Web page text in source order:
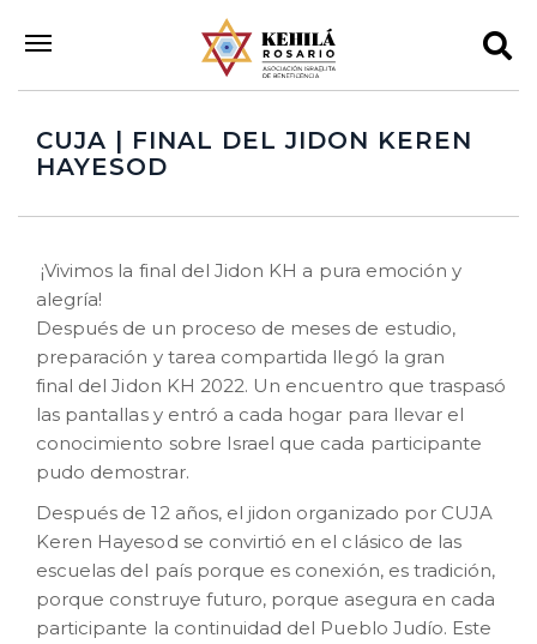
CUJA | FINAL DEL JIDON KEREN
HAYESOD
¡Vivimos la final del Jidon KH a pura emoción y
alegría!
Después de un proceso de meses de estudio,
preparación y tarea compartida llegó la gran
final del Jidon KH 2022. Un encuentro que traspasó
las pantallas y entró a cada hogar para llevar el
conocimiento sobre Israel que cada participante
pudo demostrar.
Después de 12 años, el jidon organizado por CUJA
Keren Hayesod se convirtió en el clásico de las
escuelas del país porque es conexión, es tradición,
porque construye futuro, porque asegura en cada
participante la continuidad del Pueblo Judío. Este